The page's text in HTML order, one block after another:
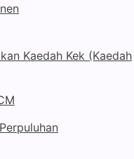
Kaedah Kek (Kaedah